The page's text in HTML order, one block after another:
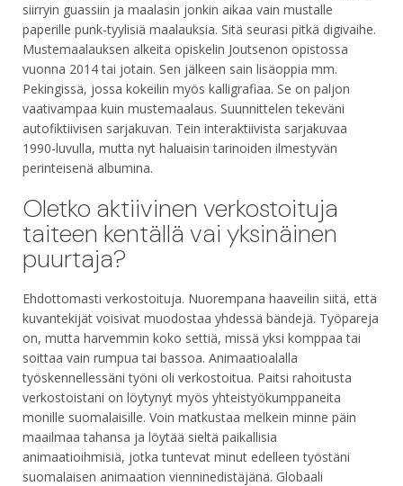
siirryin guassiin ja maalasin jonkin aikaa vain mustalle
paperille punk-tyylisiä maalauksia. Sitä seurasi pitkä digivaihe.
Mustemaalauksen alkeita opiskelin Joutsenon opistossa
vuonna 2014 tai jotain. Sen jälkeen sain lisäoppia mm.
Pekingissä, jossa kokeilin myös kalligrafiaa. Se on paljon
vaativampaa kuin mustemaalaus. Suunnittelen tekeväni
autofiktiivisen sarjakuvan. Tein interaktiivista sarjakuvaa
1990-luvulla, mutta nyt haluaisin tarinoiden ilmestyvän
perinteisenä albumina.
Oletko aktiivinen verkostoituja
taiteen kentällä vai yksinäinen
puurtaja?
Ehdottomasti verkostoituja. Nuorempana haaveilin siitä, että
kuvantekijät voisivat muodostaa yhdessä bändejä. Työpareja
on, mutta harvemmin koko settiä, missä yksi komppaa tai
soittaa vain rumpua tai bassoa. Animaatioalalla
työskennellessäni työni oli verkostoitua. Paitsi rahoitusta
verkostoistani on löytynyt myös yhteistyökumppaneita
monille suomalaisille. Voin matkustaa melkein minne päin
maailmaa tahansa ja löytää sieltä paikallisia
animaatioihmisiä, jotka tuntevat minut edelleen työstäni
suomalaisen animaation vienninedistäjänä. Globaali